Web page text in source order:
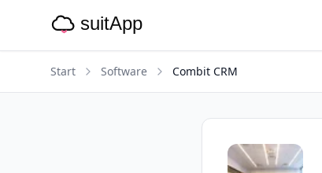
Start Software Combit CRM